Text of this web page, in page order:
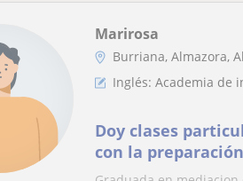
Marirosa
Burriana, Almazora,
Inglés: Academia de
Doy clases
con la
particulares de